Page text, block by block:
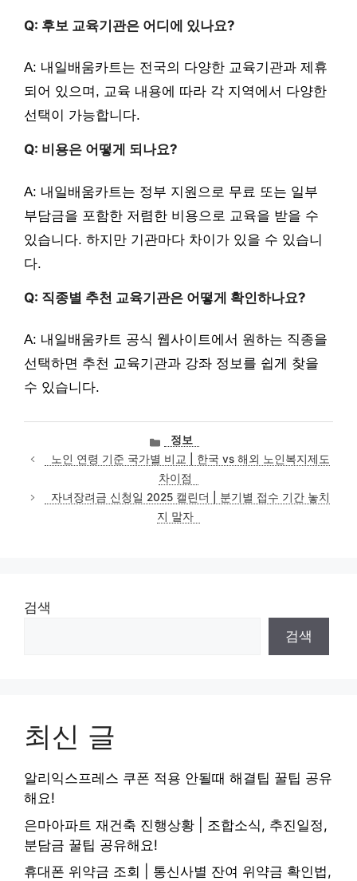
Q: 후보 교육기관은 어디에 있나요?
A: 내일배움카트는 전국의 다양한 교육기관과 제휴
되어 있으며, 교육 내용에 따라 각 지역에서 다양한
선택이 가능합니다.
Q: 비용은 어떻게 되나요?
A: 내일배움카트는 정부 지원으로 무료 또는 일부
부담금을 포함한 저렴한 비용으로 교육을 받을 수
있습니다. 하지만 기관마다 차이가 있을 수 있습니
다.
Q: 직종별 추천 교육기관은 어떻게 확인하나요?
A: 내일배움카트 공식 웹사이트에서 원하는 직종을
선택하면 추천 교육기관과 강좌 정보를 쉽게 찾을
수 있습니다.
카
테
고
리
정보
노인 연령 기준 국가별 비교 | 한국 vs 해외 노인복지제도
차이점
자녀장려금 신청일 2025 캘린더 | 분기별 접수 기간 놓치
지 말자
검색
검색
최신 글
알리익스프레스 쿠폰 적용 안될때 해결팁 꿀팁 공유
해요!
은마아파트 재건축 진행상황 | 조합소식, 추진일정,
분담금 꿀팁 공유해요!
휴대폰 위약금 조회 | 통신사별 잔여 위약금 확인법,